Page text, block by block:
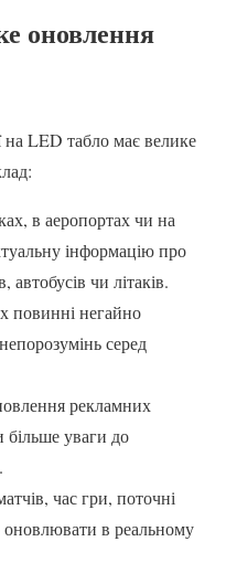
оновлення
LED табло має велике
в аеропортах чи на
інформацію про
автобусів чи літаків.
повинні негайно
серед
рекламних
більше уваги до
час гри, поточні
в реальному